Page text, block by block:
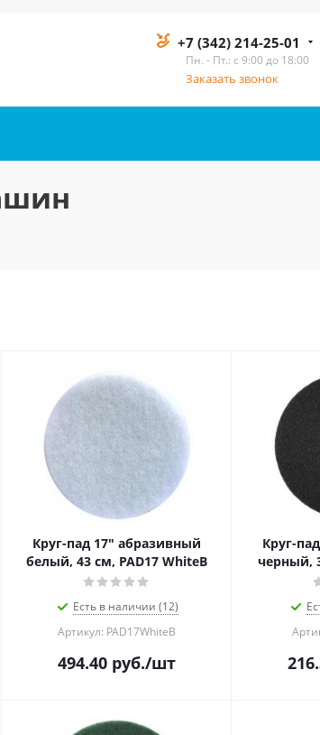
+7 (342) 214-25-01
Пн. - Пт.: с 9:00 до 18:00
Заказать звонок
Круг-пад 17" абразивный
белый, 43 см, PAD17 WhiteB
Есть в наличии (12)
Артикул: PAD17WhiteB
494.40 руб./шт
Круг-
черный,